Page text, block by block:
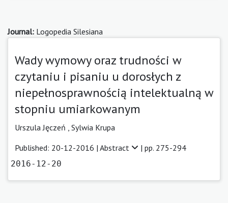
Journal: Logopedia Silesiana
Wady wymowy oraz trudności w
czytaniu i pisaniu u dorosłych z
niepełnosprawnością intelektualną w
stopniu umiarkowanym
Urszula Jęczeń , Sylwia Krupa
Published: 20-12-2016 | Abstract | pp. 275-294
2016-12-20